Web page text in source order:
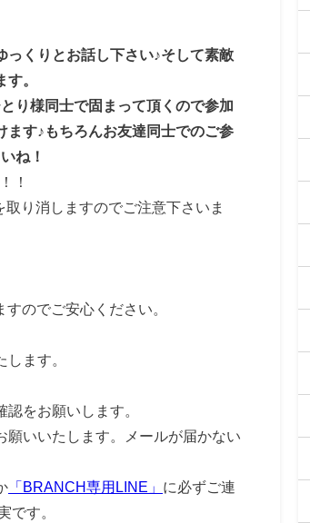
くりとお話し下さい♪そして素敵
。
り様同士で固まって頂くので参加
ます♪もちろんお友達同士でのご参
ね！
！
り消しますのでご注意下さいま
のでご安心ください。
ます。
をお願いします。
いいたします。メールが届かない
「BRANCH専用LINE」 に必ずご連
です。